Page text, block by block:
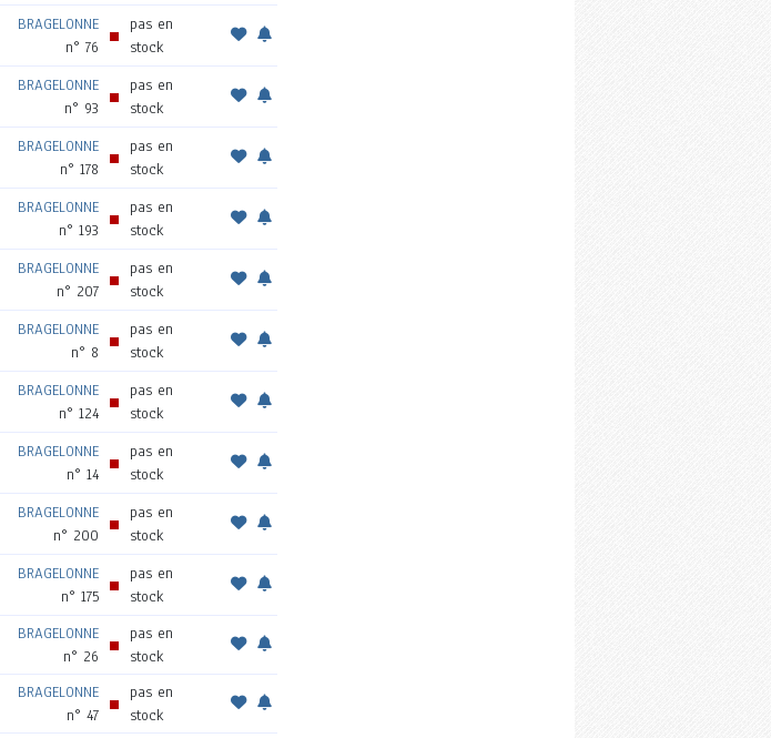
BRAGELONNE
n° 76
pas en
stock
BRAGELONNE
n° 93
pas en
stock
BRAGELONNE
n° 178
pas en
stock
BRAGELONNE
n° 193
pas en
stock
BRAGELONNE
n° 207
pas en
stock
BRAGELONNE
n° 8
pas en
stock
BRAGELONNE
n° 124
pas en
stock
BRAGELONNE
n° 14
pas en
stock
BRAGELONNE
n° 200
pas en
stock
BRAGELONNE
n° 175
pas en
stock
BRAGELONNE
n° 26
pas en
stock
BRAGELONNE
n° 47
pas en
stock